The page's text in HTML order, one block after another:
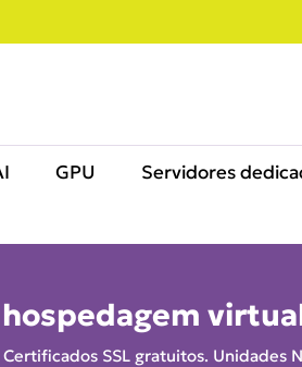
GPU Servidores
hospedagem
SSL gratuitos. Unidades